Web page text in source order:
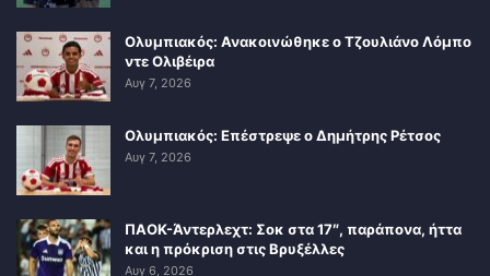
Ολυμπιακός: Ανακοινώθηκε ο Τζουλιάνο Λόμπο
ντε Ολιβέιρα
Αυγ 7, 2026
Ολυμπιακός: Επέστρεψε ο Δημήτρης Ρέτσος
Αυγ 7, 2026
ΠΑΟΚ-Άντερλεχτ: Σοκ στα 17″, παράπονα, ήττα
και η πρόκριση στις Βρυξέλλες
Αυγ 6, 2026